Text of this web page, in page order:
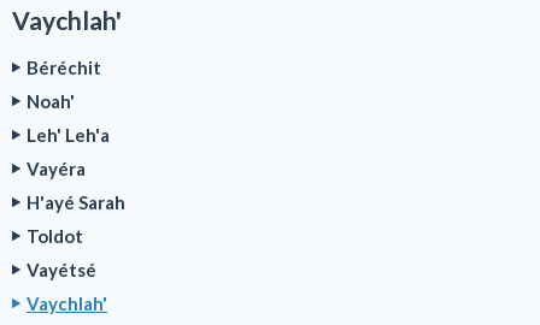
Vaychlah'
Béréchit
Noah'
Leh' Leh'a
Vayéra
H'ayé Sarah
Toldot
Vayétsé
Vaychlah'